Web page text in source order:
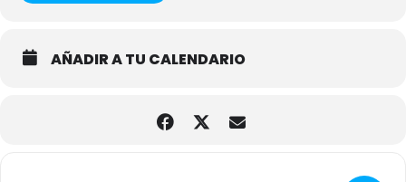
AÑADIR A TU CALENDARIO